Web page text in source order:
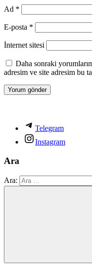
Ad *
E-posta *
İnternet sitesi
Daha sonraki
adresim ve site adresim bu
Telegram
Instagram
Ara
Ara: